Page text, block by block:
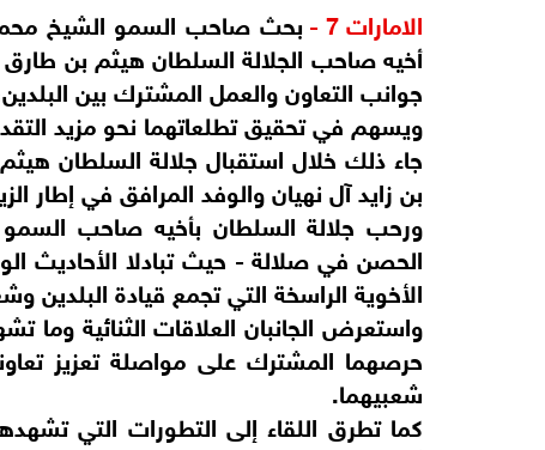
الامارات 7 -
بحث صاحب السمو الشيخ
أخيه صاحب الجلالة السلطان هيثم بن
جوانب التعاون والعمل المشترك بين
ويسهم في تحقيق تطلعاتهما نحو مزيد
جاء ذلك خلال استقبال جلالة السلطان
بن زايد آل نهيان والوفد المرافق في إطار
ورحب جلالة السلطان بأخيه صاحب
الحصن في صلالة - حيث تبادلا الأحاديث
الأخوية الراسخة التي تجمع قيادة البلدين
واستعرض الجانبان العلاقات الثنائية
حرصهما المشترك على مواصلة تعزيز
شعبيهما.
كما تطرق اللقاء إلى التطورات التي